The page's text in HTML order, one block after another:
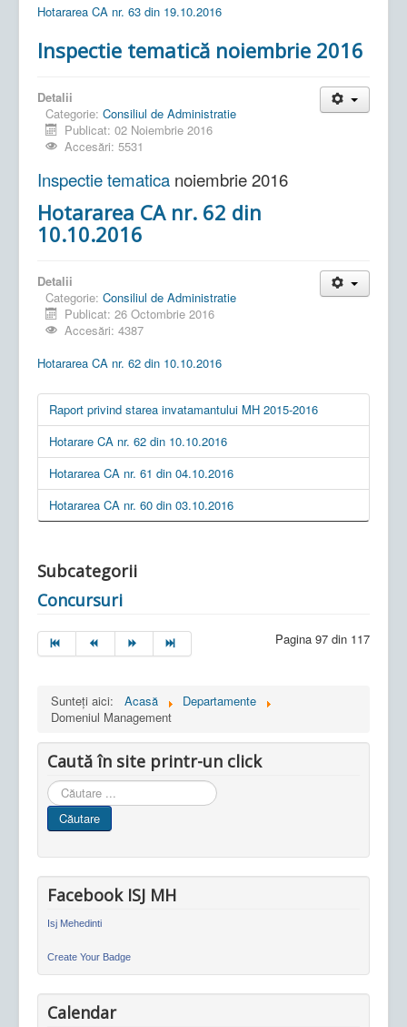
Hotararea CA nr. 63 din 19.10.2016
Inspectie tematică noiembrie 2016
Detalii
Categorie: Consiliul de Administratie
Publicat: 02 Noiembrie 2016
Accesări: 5531
Inspectie tematica noiembrie 2016
Hotararea CA nr. 62 din
10.10.2016
Detalii
Categorie: Consiliul de Administratie
Publicat: 26 Octombrie 2016
Accesări: 4387
Hotararea CA nr. 62 din 10.10.2016
Raport privind starea invatamantului MH 2015-2016
Hotarare CA nr. 62 din 10.10.2016
Hotararea CA nr. 61 din 04.10.2016
Hotararea CA nr. 60 din 03.10.2016
Subcategorii
Concursuri
Pagina 97 din 117
Sunteți aici: Acasă
Departamente
Domeniul Management
Caută în site printr-un click
Cauta
in
site
Căutare
Facebook ISJ MH
Isj Mehedinti
Create Your Badge
Calendar